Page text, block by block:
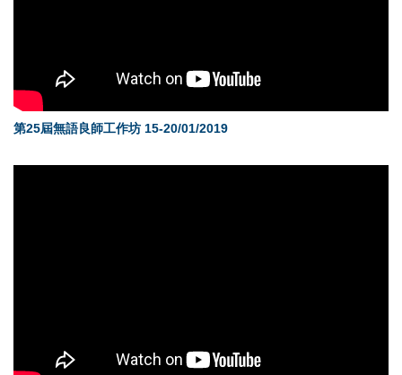
第25屆無語良師工作坊 15-20/01/2019